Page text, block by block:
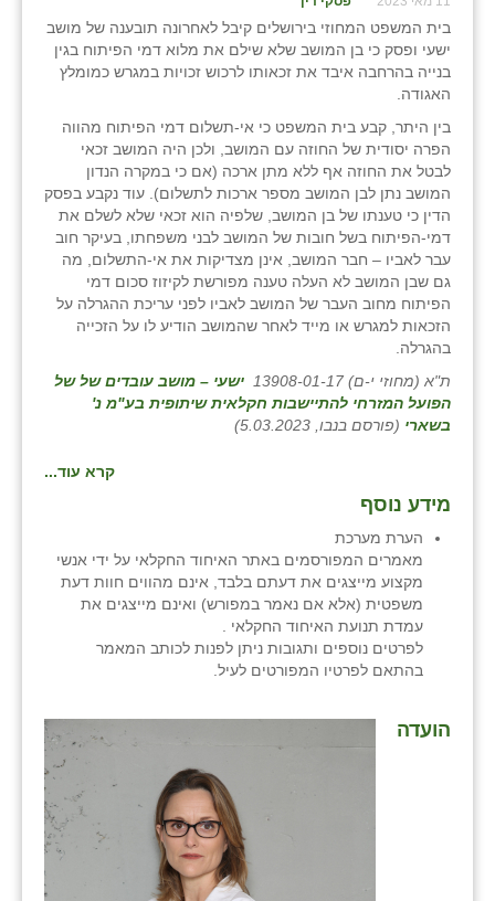
בית המשפט המחוזי בירושלים קיבל לאחרונה תובענה של מושב
ישעי ופסק כי בן המושב שלא שילם את מלוא דמי הפיתוח בגין
בנייה בהרחבה איבד את זכאותו לרכוש זכויות במגרש כמומלץ
האגודה.
בין היתר, קבע בית המשפט כי אי-תשלום דמי הפיתוח מהווה
הפרה יסודית של החוזה עם המושב, ולכן היה המושב זכאי
לבטל את החוזה אף ללא מתן ארכה (אם כי במקרה הנדון
המושב נתן לבן המושב מספר ארכות לתשלום). עוד נקבע בפסק
הדין כי טענתו של בן המושב, שלפיה הוא זכאי שלא לשלם את
דמי-הפיתוח בשל חובות של המושב לבני משפחתו, בעיקר חוב
עבר לאביו – חבר המושב, אינן מצדיקות את אי-התשלום, מה
גם שבן המושב לא העלה טענה מפורשת לקיזוז סכום דמי
הפיתוח מחוב העבר של המושב לאביו לפני עריכת ההגרלה על
הזכאות למגרש או מייד לאחר שהמושב הודיע לו על הזכייה
בהגרלה.
ת"א (מחוזי י-ם) 13908-01-17
ישעי – מושב עובדים של של
הפועל המזרחי להתיישבות חקלאית שיתופית בע"מ נ'
בשארי (פורסם בנבו, 5.03.2023)
קרא עוד...
מידע נוסף
הערת מערכת
מאמרים המפורסמים באתר האיחוד החקלאי על ידי אנשי
מקצוע מייצגים את דעתם בלבד, אינם מהווים חוות דעת
משפטית (אלא אם נאמר במפורש) ואינם מייצגים את
עמדת תנועת האיחוד החקלאי .
לפרטים נוספים ותגובות ניתן לפנות לכותב המאמר
בהתאם לפרטיו המפורטים לעיל.
הועדה